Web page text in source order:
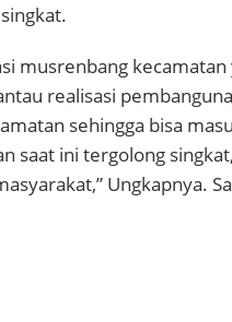
musrenbang
realisasi
sehingga bisa
saat ini tergolong
Ungkapnya.